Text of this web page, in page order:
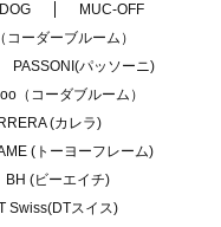
MUC-OFF
ーダーブルーム）
PASSONI(パッソーニ)
（コーダブルーム）
(カレラ)
(トーヨーフレーム)
BH (ビーエイチ)
Swiss(DTスイス)